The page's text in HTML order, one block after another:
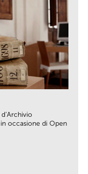
occasione di Open